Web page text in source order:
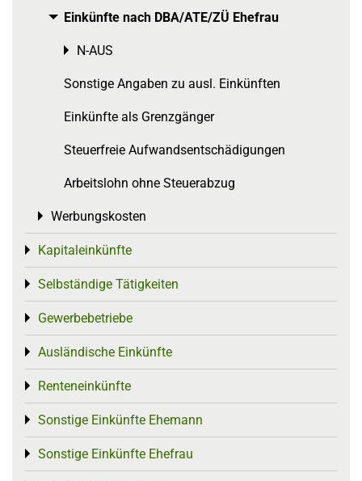
Einkünfte nach DBA/ATE/ZÜ Ehefrau
Toggle menu
N-AUS
Toggle menu
Sonstige Angaben zu ausl. Einkünften
Einkünfte als Grenzgänger
Steuerfreie Aufwandsentschädigungen
Arbeitslohn ohne Steuerabzug
Werbungskosten
Toggle menu
Kapitaleinkünfte
Toggle menu
Selbständige Tätigkeiten
Toggle menu
Gewerbebetriebe
Toggle menu
Ausländische Einkünfte
Toggle menu
Renteneinkünfte
Toggle menu
Sonstige Einkünfte Ehemann
Toggle menu
Sonstige Einkünfte Ehefrau
Toggle menu